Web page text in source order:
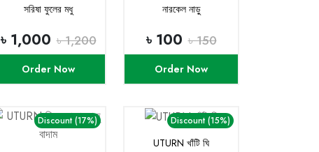
সরিষা ফুলের মধু
৳ 1,000 ৳ 1,200
Order Now
নারকেল নাড়ু
৳ 100 ৳ 150
Order Now
Discount (17%) Discount (15%)
UTURN খাঁটি ঘি